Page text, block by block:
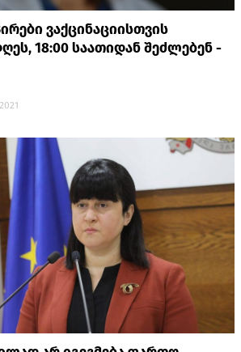
ვაქცინაციისთვის
18:00 საათიდან შეძლებენ -